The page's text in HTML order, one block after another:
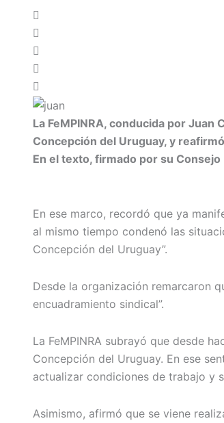
La FeMPINRA, conducida por
Concepción del Uruguay, y
En el texto, firmado por su
En ese marco, recordó que ya
al mismo tiempo condenó las
Concepción del Uruguay”.
Desde la organización remarcaron
encuadramiento sindical”.
La FeMPINRA subrayó que desde
Concepción del Uruguay. En ese
actualizar condiciones de trabajo y
Asimismo, afirmó que se viene